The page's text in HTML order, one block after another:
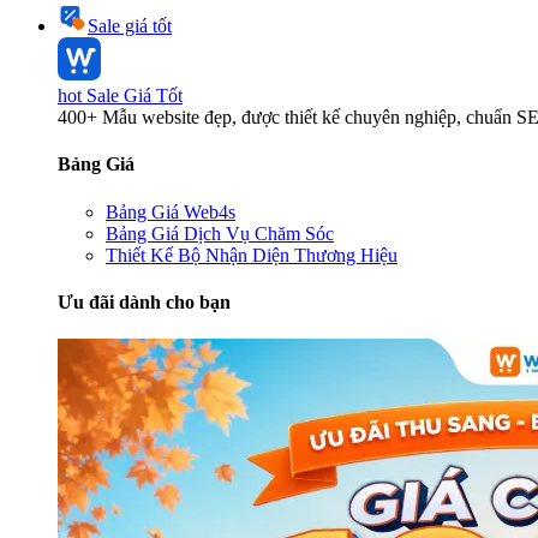
Sale giá tốt
hot Sale Giá Tốt
400+ Mẫu website đẹp, được thiết kế chuyên nghiệp, chuẩn
Bảng Giá
Bảng Giá Web4s
Bảng Giá Dịch Vụ Chăm Sóc
Thiết Kế Bộ Nhận Diện Thương Hiệu
Ưu đãi dành cho bạn